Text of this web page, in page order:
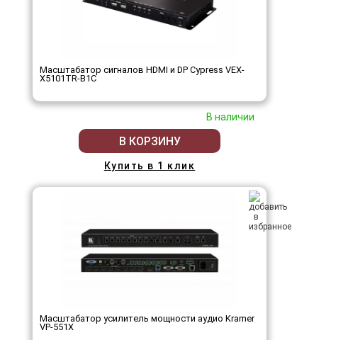
Масштабатор сигналов HDMI и DP Cypress VEX-
X5101TR-B1C
В наличии
В КОРЗИНУ
Купить в 1 клик
Масштабатор усилитель мощности аудио Kramer
VP-551X